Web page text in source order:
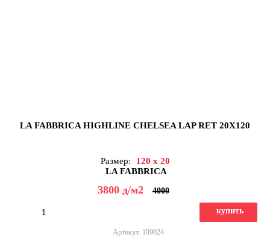
LA FABBRICA HIGHLINE CHELSEA LAP RET 20X120
Размер:
120 x 20
LA FABBRICA
3800 д/м2 4000
купить
Артикул: 109024